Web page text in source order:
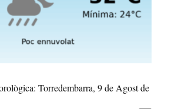
Torredembarra, 9 de Agost de